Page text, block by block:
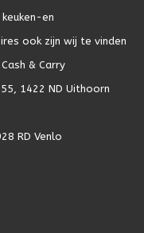
en
ook zijn wij te vinden
& Carry
1422 ND Uithoorn
RD Venlo